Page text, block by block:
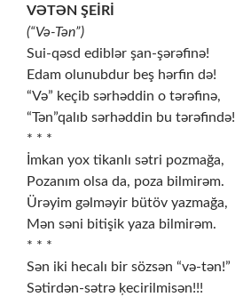
VƏTƏN ŞEİRİ
(“Və-Tən”)
Sui-qəsd ediblər şan-şərəfinə!
Edam olunubdur beş hərfin də!
“Və” keçib sərhəddin o tərəfinə,
“Tən”qalıb sərhəddin bu tərəfində!
* * *
İmkan yox tikanlı sətri pozmağa,
Pozanım olsa da, poza bilmirəm.
Ürəyim gəlməyir bütöv yazmağa,
Mən səni bitişik yaza bilmirəm.
* * *
Sən iki hecalı bir sözsən “və-tən!”
Sətirdən-sətrə ķecirilmisən!!!